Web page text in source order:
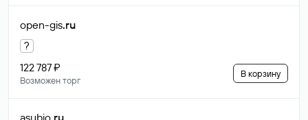
open-gis.ru
?
122 787 ₽
Возможен торг
В корзину
asubio.ru